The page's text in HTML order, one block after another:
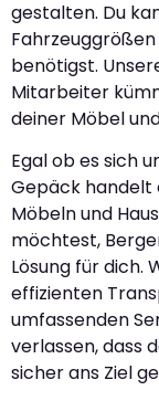
gestalten. Du
benötigst.
Mitarbeiter
deiner Möbel
Egal ob es sich
Gepäck handelt
Möbeln und
möchtest,
Lösung für dich.
effizienten
umfassenden
verlassen, dass
sicher ans Ziel